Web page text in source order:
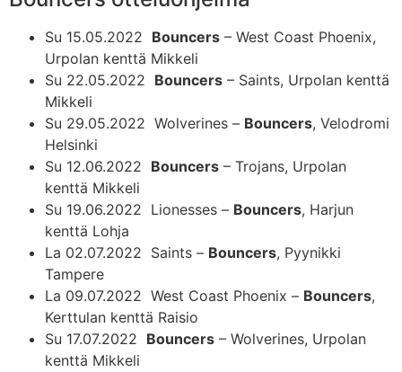
Su 15.05.2022 Bouncers – West Coast Phoenix,
Urpolan kenttä Mikkeli
Su 22.05.2022 Bouncers – Saints, Urpolan kenttä
Mikkeli
Su 29.05.2022 Wolverines – Bouncers, Velodromi
Helsinki
Su 12.06.2022 Bouncers – Trojans, Urpolan
kenttä Mikkeli
Su 19.06.2022 Lionesses – Bouncers, Harjun
kenttä Lohja
La 02.07.2022 Saints – Bouncers, Pyynikki
Tampere
La 09.07.2022 West Coast Phoenix – Bouncers,
Kerttulan kenttä Raisio
Su 17.07.2022 Bouncers – Wolverines, Urpolan
kenttä Mikkeli